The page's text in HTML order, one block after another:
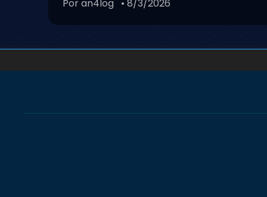
Por an4log • 8/3/2026